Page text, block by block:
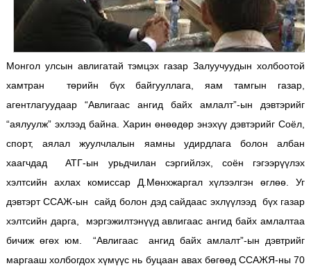
Монгол улсын авлигатай тэмцэх газар Залуучуудын холбоотой
хамтран төрийн бүх байгууллага, яам тамгын газар,
агентлагуудаар “Авлигаас ангид байх амлалт”-ын дэвтэрийг
“аялуулж” эхлээд байна. Харин өнөөдөр энэхүү дэвтэрийг Соёл,
спорт, аялал жуулчлалын яамны удирдлага болон албан
хаагчдад АТГ-ын урьдчилан сэргийлэх, соён гэгээрүүлэх
хэлтсийн ахлах комиссар Д.Мөнхжаргал хүлээлгэн өглөө. Уг
дэвтэрт ССАЖ-ын сайд болон дэд сайдаас эхлүүлээд бүх газар
хэлтсийн дарга, мэргэжилтэнүүд авлигаас ангид байх амлалтаа
бичиж өгөх юм. “Авлигаас ангид байх амлалт”-ын дэвтрийг
маргааш холбогдох хүмүүс нь буцаан авах бөгөөд ССАЖЯ-ны 70